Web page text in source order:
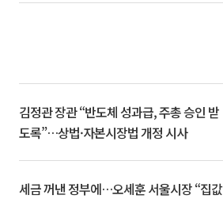
김정관 장관 “반도체 성과급, 주총 승인 받
도록”…상법·자본시장법 개정 시사
세금 꺼낸 정부에…오세훈 서울시장 “집값